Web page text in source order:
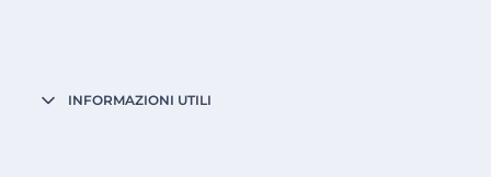
INFORMAZIONI UTILI